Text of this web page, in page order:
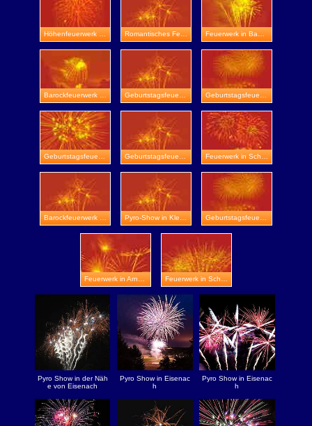
Höhenfeuerwerk in Naumburg Romantisches Feuerwerk in Zeitz Feuerwerk in Bad Frankenhausen
Barockfeuerwerk in Schloss Friedenstein Geburtstagsfeuerwerk in Schloss Weitersroda Geburtstagsfeuerwerk in Jena
Geburtstagsfeuerwerk in Suhl Geburtstagsfeuerwerk in Pößneck Feuerwerk in Schloss Herrenbreitungen
Barockfeuerwerk in Greiz Pyro-Show in Kleinfahner Geburtstagsfeuerwerk in Stadtroda
Feuerwerk in Arnstadt Feuerwerk in Schmalkalden
Pyro Show in der Näh
e von Eisenach
Pyro Show in Eisenac
h
Pyro Show in Eisenac
h